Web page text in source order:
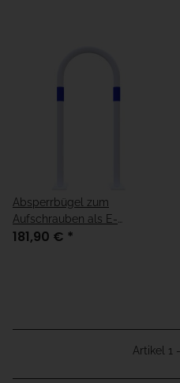
Absperrbügel zum
Aufschrauben als E-
Ladesäulenschutz in weiß,
181,90 € *
Artikel 1